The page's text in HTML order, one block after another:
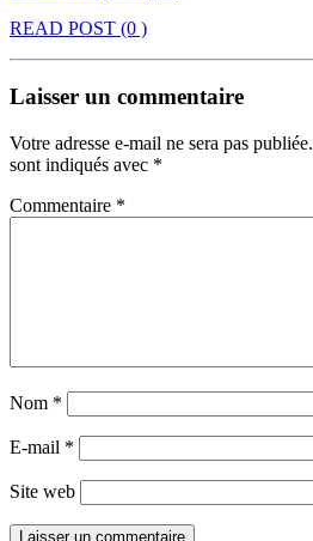
READ POST (0 )
Laisser un commentaire
Votre adresse e-mail ne sera pas publiée.
sont indiqués avec *
Commentaire *
Nom *
E-mail *
Site web